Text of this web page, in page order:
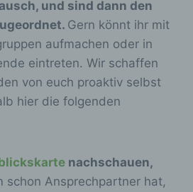
und sind dann den
Gern könnt ihr mit
aufmachen oder in
eintreten. Wir schaffen
von euch proaktiv selbst
hier die folgenden
nachschauen,
schon Ansprechpartner hat,